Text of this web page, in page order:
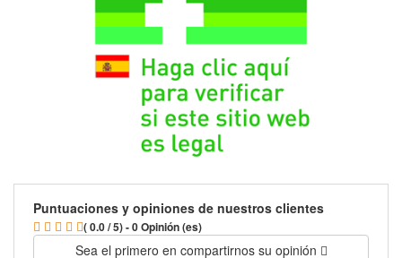
Puntuaciones y opiniones de nuestros clientes
( 0.0 / 5) - 0 Opinión (es)
Sea el primero en compartirnos su opinión